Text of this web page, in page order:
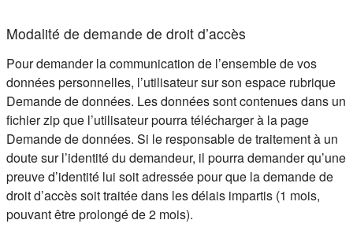
Modalité de demande de droit d’accès
Pour demander la communication de l’ensemble de vos
données personnelles, l’utilisateur sur son espace rubrique
Demande de données. Les données sont contenues dans un
fichier zip que l’utilisateur pourra télécharger à la page
Demande de données. Si le responsable de traitement à un
doute sur l’identité du demandeur, il pourra demander qu’une
preuve d’identité lui soit adressée pour que la demande de
droit d’accès soit traitée dans les délais impartis (1 mois,
pouvant être prolongé de 2 mois).